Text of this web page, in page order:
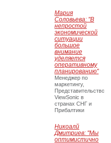
Мария
Соловьева: "В
непростой
экономической
ситуации
большое
внимание
уделяется
оперативному
планированию"
Менеджер по
маркетингу,
Представительство
ViewSonic в
странах СНГ и
Прибалтики
Никоалй
Дмитриев: "Мы
оптимистично